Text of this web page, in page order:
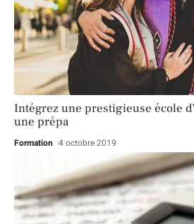
Intégrez une prestigieuse école
une prépa
Formation 4 octobre 2019